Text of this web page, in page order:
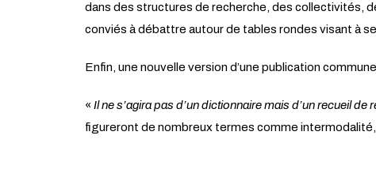
dans des structures de recherche, des collectivités,
conviés à débattre autour de tables rondes visant à
Enfin, une nouvelle version d’une publication
« Il ne s’agira pas d’un dictionnaire mais d’un recueil
figureront de nombreux termes comme